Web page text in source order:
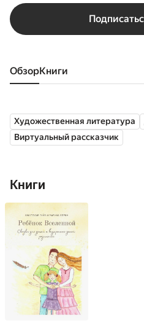
Обзор книги
Художественная литература
Виртуальный рассказчик
Книги